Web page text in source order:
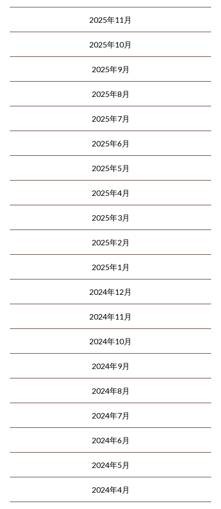
2025年11月
2025年10月
2025年9月
2025年8月
2025年7月
2025年6月
2025年5月
2025年4月
2025年3月
2025年2月
2025年1月
2024年12月
2024年11月
2024年10月
2024年9月
2024年8月
2024年7月
2024年6月
2024年5月
2024年4月